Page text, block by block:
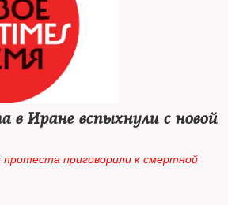
в Иране вспыхнули с новой
приговорили к смертной